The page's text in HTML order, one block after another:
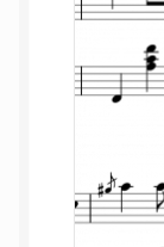
Impressum